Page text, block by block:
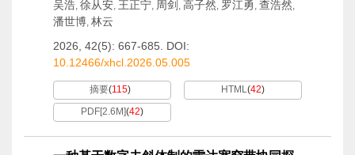
吴浩, 徐从安, 王正宁, 周剑 , 高子然, 罗江勇, 查浩然,
潘世博, 林云
2026, 42(5): 667-685.
DOI:
10.12466/xhcl.2026.05.005
摘要(115) HTML(42)
PDF[2.6M](42)